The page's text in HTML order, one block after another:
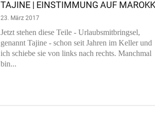
TAJINE | EINSTIMMUNG AUF
23. März 2017
Jetzt stehen diese Teile - Urlaubsmitbringsel,
genannt Tajine - schon seit Jahren im Keller und
ich schiebe sie von links nach rechts. Manchmal
bin...